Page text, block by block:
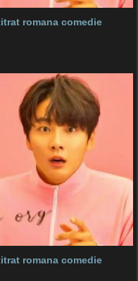
romana comedie
romana comedie